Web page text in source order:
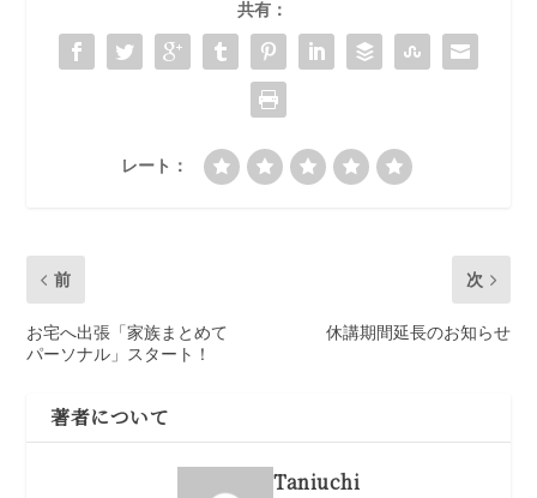
共有：
レート：
前
お宅へ出張「家族まとめて
パーソナル」スタート！
次
休講期間延長のお知らせ
著者について
Taniuchi